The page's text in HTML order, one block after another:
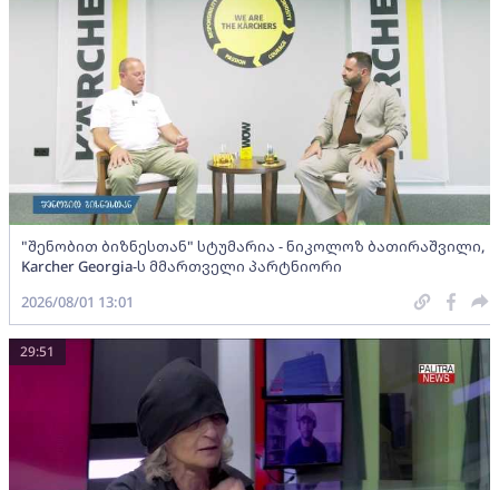
"შენობით ბიზნესთან" სტუმარია - ნიკოლოზ ბათირაშვილი,
Karcher Georgia-ს მმართველი პარტნიორი
2026/08/01 13:01
29:51